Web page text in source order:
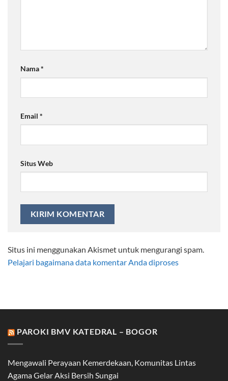
Nama*
Email *
Situs Web
Situs ini menggunakan Akismet untuk mengurangi spam.
Pelajari bagaimana data komentar Anda diproses
PAROKI BMV KATEDRAL – BOGOR
Mengawali Perayaan Kemerdekaan, Komunitas Lintas
Agama Gelar Aksi Bersih Sungai